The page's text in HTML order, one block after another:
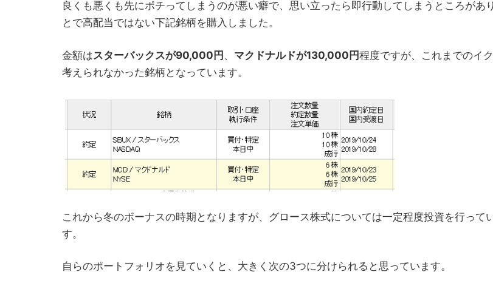
良くも悪くも先にポチってしまうのが悪い癖で、思い立ったら即行動してしまうところがあ
とで高配当ではない下記銘柄を購入しました。
金額はスターバックスが90,000円、 マクドナルドが130,000円程度ですが、これまでのイ
考えられなかった銘柄となっています。
これから冬のボーナスの時期となりますが、グロース株式については一定程度投資を行って
す。
自らのポートフォリオを見ていくと、大きく次の3つに分けられると思っています。